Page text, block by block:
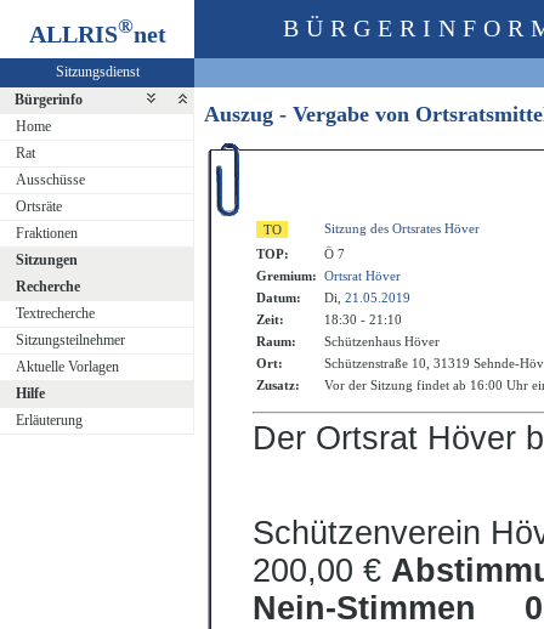
ALLRIS®net
Sitzungsdienst
Bürgerinfo
Home
Rat
Ausschüsse
Ortsräte
Fraktionen
Sitzungen
Recherche
Textrecherche
Sitzungsteilnehmer
Aktuelle Vorlagen
Hilfe
Erläuterung
Auszug - Vergabe von
Sitzung des Ortsrates Höver
TOP:
Ö 7
Gremium: Ortsrat Höver
Datum:
Di, 21.05.2019
Zeit:
18:30 - 21:10
Raum:
Schützenhaus Höver
Ort:
Schützenstraße 10, 31319 Sehnde-
Zusatz:
Vor der Sitzung findet ab 16:00 Uhr
Der Ortsrat Höver
Schützenverein
200,00 €
Nein-Stimmen 0